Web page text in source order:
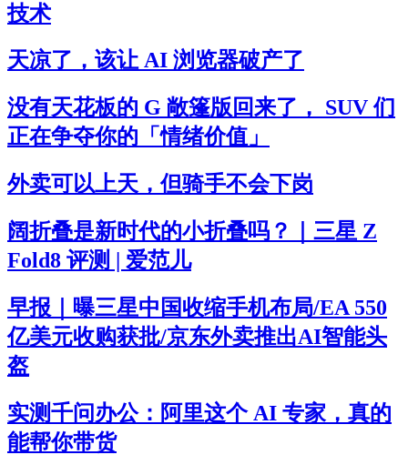
技术
天凉了，该让 AI 浏览器破产了
没有天花板的 G 敞篷版回来了， SUV 们
正在争夺你的「情绪价值」
外卖可以上天，但骑手不会下岗
阔折叠是新时代的小折叠吗？｜三星 Z
Fold8 评测 | 爱范儿
早报｜曝三星中国收缩手机布局/EA 550
亿美元收购获批/京东外卖推出AI智能头
盔
实测千问办公：阿里这个 AI 专家，真的
能帮你带货